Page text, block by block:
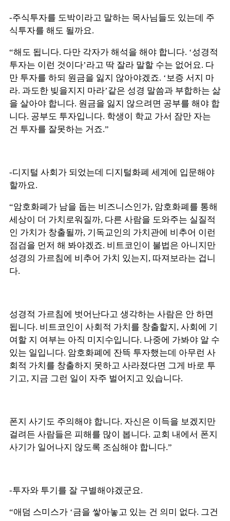
-주식투자를 도박이라고 말하는 목사님들도 있는데 주
식투자를 해도 될까요.
“해도 됩니다. 다만 각자가 해석을 해야 합니다. ‘성경적
투자는 이런 것이다’라고 딱 잘라 말할 수는 없어요. 다
만 투자를 하되 원금을 잃지 않아야겠죠. ‘보증 서지 마
라. 과도한 빚을지지 마라’같은 성경 말씀과 부합하는 삶
을 살아야 합니다. 원금을 잃지 않으려면 공부를 해야 합
니다. 공부도 투자입니다. 학생이 학교 가서 잠만 자는
건 투자를 잘못하는 거죠.”
-디지털 사회가 되었는데 디지털화폐 세계에 입문해야
할까요.
“암호화폐가 남을 돕는 비즈니스인가, 암호화폐를 통해
세상이 더 가치로워질까, 다른 사람을 도와주는 실질적
인 가치가 창출될까, 기독교인의 가치관에 비추어 이런
점검을 먼저 해 봐야겠죠. 비트코인이 불법은 아니지만
성경의 가르침에 비추어 가치 있는지, 따져보라는 겁니
다.
성경적 가르침에 벗어난다고 생각하는 사람은 안 하면
됩니다. 비트코인이 사회적 가치를 창출할지, 사회에 기
여할 지 여부는 아직 미지수입니다. 나중에 가봐야 알 수
있는 일입니다. 암호화폐에 잔뜩 투자했는데 아무런 사
회적 가치를 창출하지 못하고 사라졌다면 그게 바로 투
기고, 지금 그런 일이 자주 벌어지고 있습니다.
폰지 사기도 주의해야 합니다. 자신은 이득을 보겠지만
걸려든 사람들은 피해를 많이 봅니다. 교회 내에서 폰지
사기가 일어나지 않도록 조심해야 합니다.”
-투자와 투기를 잘 구별해야겠군요.
“애덤 스미스가 ‘금을 쌓아놓고 있는 건 의미 없다. 그건